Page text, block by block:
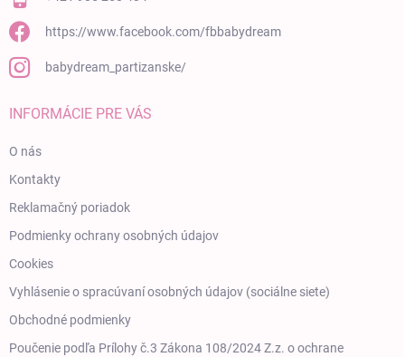
https://www.facebook.com/fbbabydream
babydream_partizanske/
INFORMÁCIE PRE VÁS
O nás
Kontakty
Reklamačný poriadok
Podmienky ochrany osobných údajov
Cookies
Vyhlásenie o spracúvaní osobných údajov (sociálne siete)
Obchodné podmienky
Poučenie podľa Prílohy č.3 Zákona 108/2024 Z.z. o ochrane